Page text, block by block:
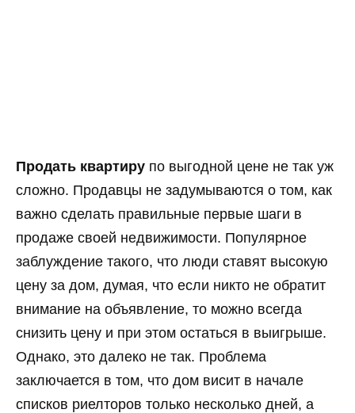
Продать квартиру по выгодной цене не так уж
сложно. Продавцы не задумываются о том, как
важно сделать правильные первые шаги в
продаже своей недвижимости. Популярное
заблуждение такого, что люди ставят высокую
цену за дом, думая, что если никто не обратит
внимание на объявление, то можно всегда
снизить цену и при этом остаться в выигрыше.
Однако, это далеко не так. Проблема
заключается в том, что дом висит в начале
списков риелторов только несколько дней, а